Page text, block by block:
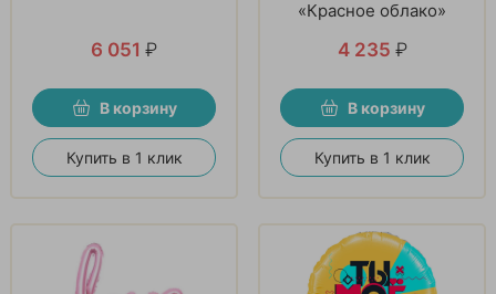
6 051 ₽
В корзину
Купить в 1 клик
«Красное облако»
4 235 ₽
В корзину
Купить в 1 клик